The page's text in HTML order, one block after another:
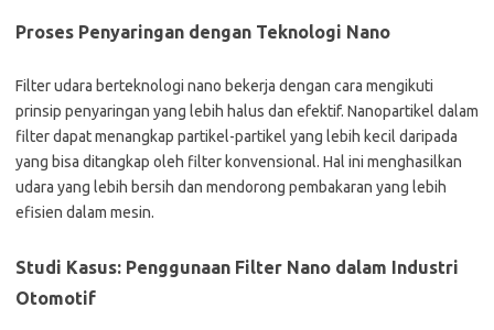
Proses Penyaringan dengan Teknologi Nano
Filter udara berteknologi nano bekerja dengan cara mengikuti
prinsip penyaringan yang lebih halus dan efektif. Nanopartikel dalam
filter dapat menangkap partikel-partikel yang lebih kecil daripada
yang bisa ditangkap oleh filter konvensional. Hal ini menghasilkan
udara yang lebih bersih dan mendorong pembakaran yang lebih
efisien dalam mesin.
Studi Kasus: Penggunaan Filter Nano dalam Industri
Otomotif